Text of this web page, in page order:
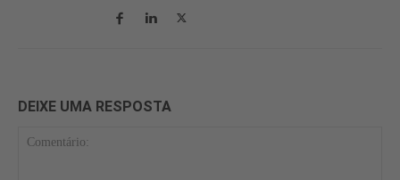
DEIXE UMA RESPOSTA